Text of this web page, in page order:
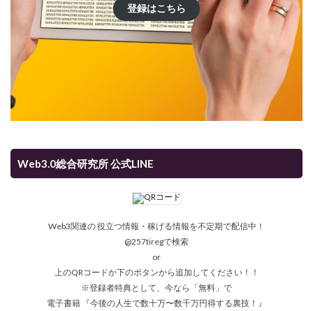
登録はこちら
Web3.0総合研究所 公式LINE
Web3関連の 役立つ情報・稼げる情報を不定期で配信中！
@257tiregで検索
or
上のQRコードか下のボタンから追加してください！！
※登録者特典として、今なら「無料」で
電子書籍 『今後の人生で数十万〜数千万円得する裏技！』